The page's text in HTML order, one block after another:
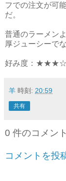
フでの注文が可
だ。
普通のラーメン
厚ジューシーで
好み度：★★★☆
羊 時刻: 20:59
共有
0 件のコメン
コメントを投